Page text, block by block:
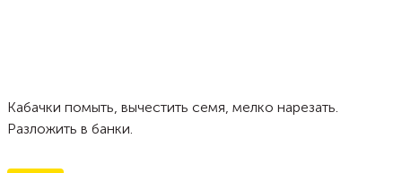
Кабачки помыть, вычестить семя, мелко нарезать.
Разложить в банки.